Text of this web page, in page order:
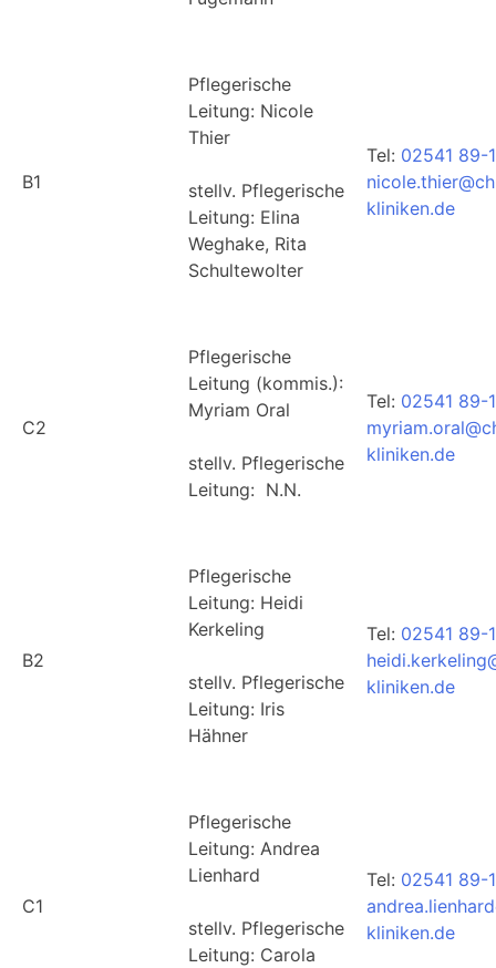
B1
Pflegerische
Leitung: Nicole
Thier
stellv. Pflegerische
Leitung: Elina
Weghake, Rita
Schultewolter
Tel: 02541 89-
kliniken.de
C2
Pflegerische
Leitung (kommis.):
Myriam Oral
stellv. Pflegerische
Leitung: N.N.
Tel: 02541 89-
kliniken.de
B2
Pflegerische
Leitung: Heidi
Kerkeling
stellv. Pflegerische
Leitung: Iris
Hähner
Tel: 02541 89-
kliniken.de
C1
Pflegerische
Leitung: Andrea
Lienhard
stellv. Pflegerische
Leitung: Carola
Tel: 02541 89-
kliniken.de